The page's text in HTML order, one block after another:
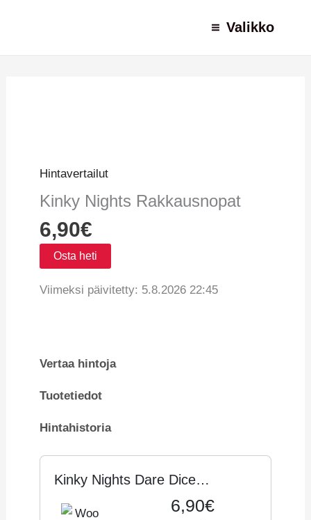
Valikko
Hintavertailut
Kinky Nights Rakkausnopat
6,90€
Osta heti
Viimeksi päivitetty: 5.8.2026 22:45
Vertaa hintoja
Tuotetiedot
Hintahistoria
Kinky Nights Dare Dice
noppapeli
6,90€